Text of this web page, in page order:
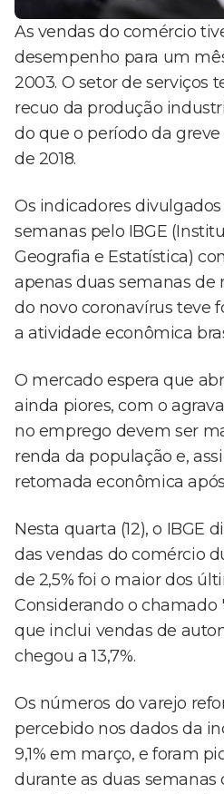
As vendas do comércio
desempenho para um
2003. O setor de serviços
recuo da produção
do que o período da
de 2018.
Os indicadores
semanas pelo IBGE
Geografia e Estatística)
apenas duas semanas de
do novo coronavírus teve
a atividade econômica
O mercado espera que
ainda piores, com o
no emprego devem ser
renda da população e,
retomada econômica
Nesta quarta (12), o IBGE
das vendas do comércio
de 2,5% foi o maior dos
Considerando o chamado
que inclui vendas de
chegou a 13,7%.
Os números do varejo
percebido nos dados da
9,1% em março, e foram
durante as duas semanas